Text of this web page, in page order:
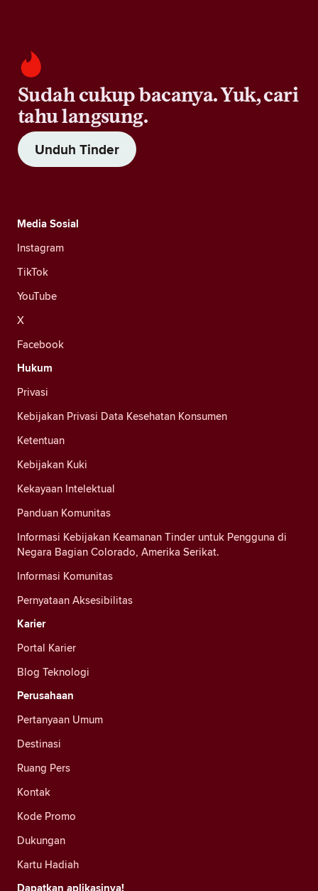
Sudah cukup bacanya. Yuk, cari
tahu langsung.
Unduh Tinder
Media Sosial
Instagram
TikTok
YouTube
X
Facebook
Hukum
Privasi
Kebijakan Privasi Data Kesehatan Konsumen
Ketentuan
Kebijakan Kuki
Kekayaan Intelektual
Panduan Komunitas
Informasi Kebijakan Keamanan Tinder untuk Pengguna di
Negara Bagian Colorado, Amerika Serikat.
Informasi Komunitas
Pernyataan Aksesibilitas
Karier
Portal Karier
Blog Teknologi
Perusahaan
Pertanyaan Umum
Destinasi
Ruang Pers
Kontak
Kode Promo
Dukungan
Kartu Hadiah